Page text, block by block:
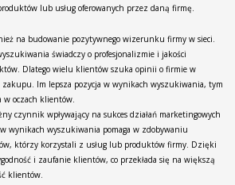
lub usług oferowanych przez daną firmę.
na budowanie pozytywnego wizerunku firmy w sieci.
świadczy o profesjonalizmie i jakości
Dlatego wielu klientów szuka opinii o firmie w
Im lepsza pozycja w wynikach wyszukiwania, tym
oczach klientów.
czynnik wpływający na sukces działań marketingowych
wynikach wyszukiwania pomaga w zdobywaniu
którzy korzystali z usług lub produktów firmy. Dzięki
i zaufanie klientów, co przekłada się na większą
klientów.